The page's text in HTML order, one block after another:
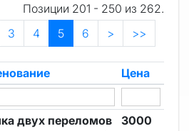
Позиции 201 - 250 из 262.
3 4 5 6 > >>
Цена
двух переломов
3000